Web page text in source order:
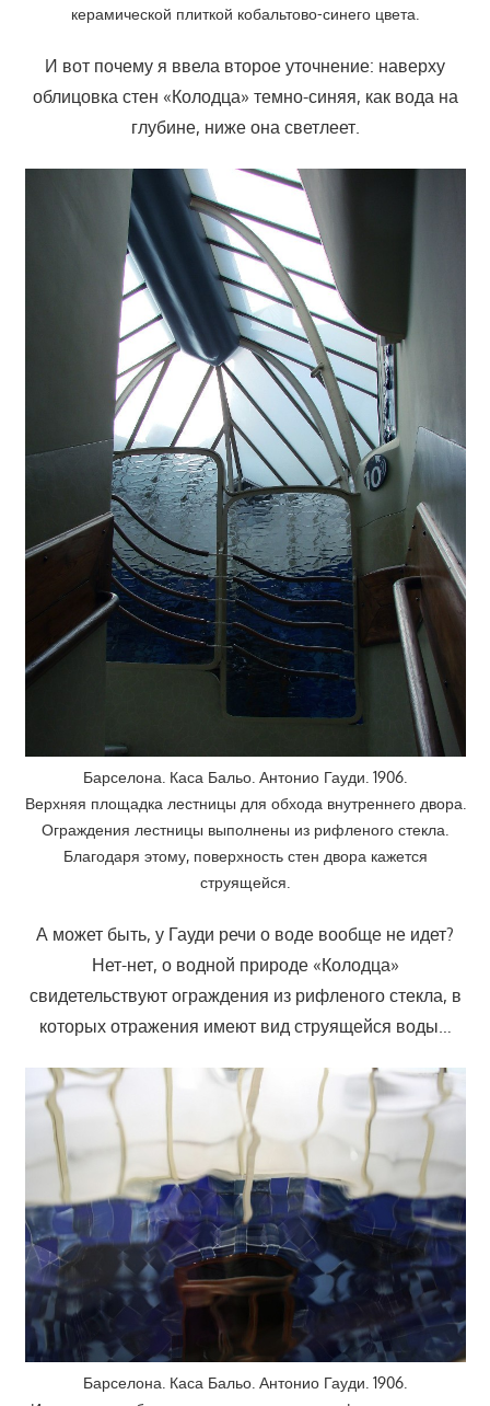
керамической плиткой кобальтово-синего цвета.
И вот почему я ввела второе уточнение: наверху
облицовка стен «Колодца» темно-синяя, как вода на
глубине, ниже она светлеет.
Барселона. Каса Бальо. Антонио Гауди. 1906.
Верхняя площадка лестницы для обхода внутреннего двора.
Ограждения лестницы выполнены из рифленого стекла.
Благодаря этому, поверхность стен двора кажется
струящейся.
А может быть, у Гауди речи о воде вообще не идет?
Нет-нет, о водной природе «Колодца»
свидетельствуют ограждения из рифленого стекла, в
которых отражения имеют вид струящейся воды…
Барселона. Каса Бальо. Антонио Гауди. 1906.